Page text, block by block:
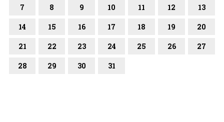
7 8 9 10 11 12 13
14 15 16 17 18 19 20
21 22 23 24 25 26 27
28 29 30 31